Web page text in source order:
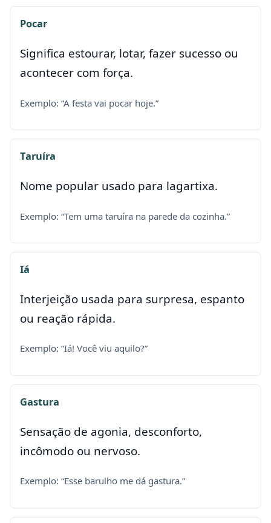
Pocar
Significa estourar, lotar, fazer sucesso ou
acontecer com força.
Exemplo: “A festa vai pocar hoje.”
Taruíra
Nome popular usado para lagartixa.
Exemplo: “Tem uma taruíra na parede da cozinha.”
Iá
Interjeição usada para surpresa, espanto
ou reação rápida.
Exemplo: “Iá! Você viu aquilo?”
Gastura
Sensação de agonia, desconforto,
incômodo ou nervoso.
Exemplo: “Esse barulho me dá gastura.”